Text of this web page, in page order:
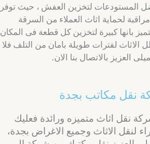
المستودعات لتخزين العفش ، حيث توفر
لحماية اثاث العملاء من السرقة
بانها كبيرة لتخزين كل قطعة فى المكان
لفترات طويلة بامان من التلف فلا
العزيز بالاتصال بنا الان.
نقل مكاتب بجدة
نقل اثاث متميزه ورائدة فعليك
لنقل الاثاث وجميع الاغراض بجدة،